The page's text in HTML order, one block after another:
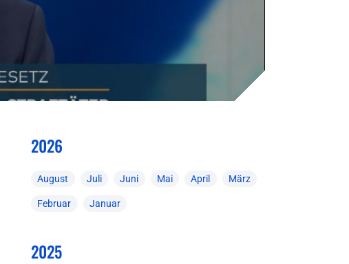
2026
August Juli Juni Mai April März
Februar Januar
2025